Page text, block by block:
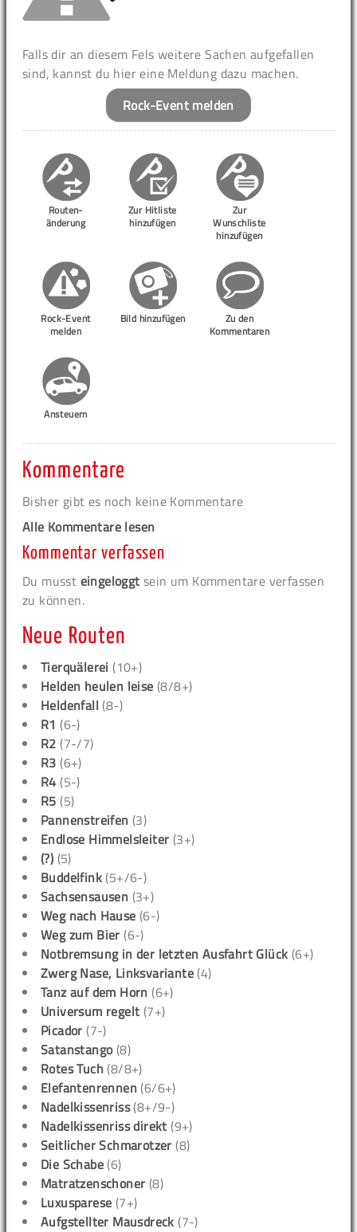
Falls dir an diesem Fels weitere Sachen aufgefallen
sind, kannst du hier eine Meldung dazu machen.
Rock-Event melden
Routen-
änderung
Zur Hitliste
hinzufügen
Zur
Wunschliste
hinzufügen
Rock-Event
melden
Bild hinzufügen
Zu den
Kommentaren
Ansteuern
Kommentare
Bisher gibt es noch keine Kommentare
Alle Kommentare lesen
Kommentar verfassen
Du musst eingeloggt sein um Kommentare verfassen
zu können.
Neue Routen
Tierquälerei (10+)
Helden heulen leise (8/8+)
Heldenfall (8-)
R1 (6-)
R2 (7-/7)
R3 (6+)
R4 (5-)
R5 (5)
Pannenstreifen (3)
Endlose Himmelsleiter (3+)
(?) (5)
Buddelfink (5+/6-)
Sachsensausen (3+)
Weg nach Hause (6-)
Weg zum Bier (6-)
Notbremsung in der letzten Ausfahrt Glück (6+)
Zwerg Nase, Linksvariante (4)
Tanz auf dem Horn (6+)
Universum regelt (7+)
Picador (7-)
Satanstango(8)
Rotes Tuch (8/8+)
Elefantenrennen (6/6+)
Nadelkissenriss(8+/9-)
Nadelkissenriss direkt (9+)
Seitlicher Schmarotzer (8)
Die Schabe (6)
Matratzenschoner (8)
Luxusparese (7+)
Aufgstellter Mausdreck (7-)